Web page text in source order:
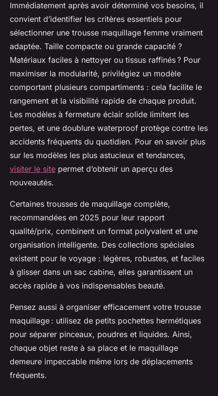
Immédiatement après avoir déterminé vos besoins, il
convient d’identifier les critères essentiels pour
sélectionner une trousse maquillage femme vraiment
adaptée. Taille compacte ou grande capacité ?
Matériaux faciles à nettoyer ou tissus raffinés ? Pour
maximiser la modularité, privilégiez un modèle
comportant plusieurs compartiments : cela facilite le
rangement et la visibilité rapide de chaque produit.
Les modèles à fermeture éclair solide limitent les
pertes, et une doublure waterproof protège contre les
accidents fréquents du quotidien. Pour en savoir plus
sur les modèles les plus astucieux et tendances,
visiter le site permet d’obtenir un aperçu des
nouveautés.
Certaines trousses de maquillage complète,
recommandées en 2025 pour leur rapport
qualité/prix, combinent un format polyvalent et une
organisation intelligente. Des collections spéciales
existent pour le voyage : légères, robustes, et faciles
à glisser dans un sac cabine, elles garantissent un
accès rapide à vos indispensables beauté.
Pensez aussi à organiser efficacement votre trousse
maquillage : utilisez de petits pochettes hermétiques
pour séparer pinceaux, poudres et liquides. Ainsi,
chaque objet reste à sa place et le maquillage
demeure impeccable même lors de déplacements
fréquents.